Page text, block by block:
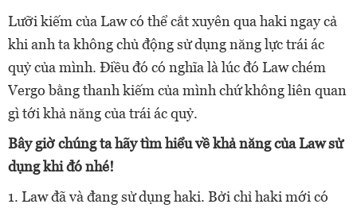
Lưỡi kiếm của Law có thể cắt xuyên qua haki ngay cả
khi anh ta không chủ động sử dụng năng lực trái ác
quỷ của mình. Điều đó có nghĩa là lúc đó Law chém
Vergo bằng thanh kiếm của mình chứ không liên quan
gì tới khả năng của trái ác quỷ.
Bây giờ chúng ta hãy tìm hiểu về khả năng của Law sử
dụng khi đó nhé!
1. Law đã và đang sử dụng haki. Bởi chỉ haki mới có